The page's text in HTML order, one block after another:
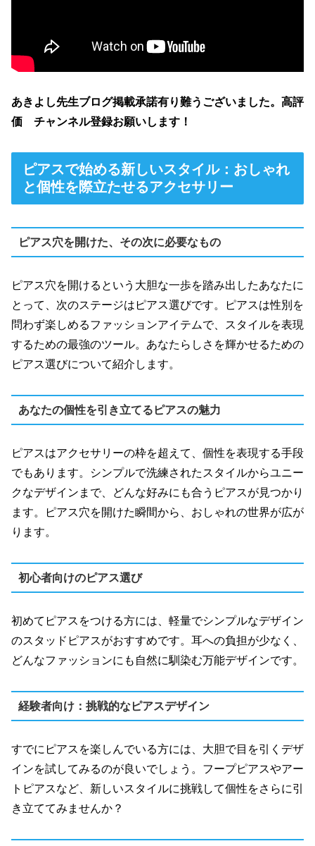
あきよし先生ブログ掲載承諾有り難うございました。高評
価 チャンネル登録お願いします！
ピアスで始める新しいスタイル：おしゃれ
と個性を際立たせるアクセサリー
ピアス穴を開けた、その次に必要なもの
ピアス穴を開けるという大胆な一歩を踏み出したあなたに
とって、次のステージはピアス選びです。ピアスは性別を
問わず楽しめるファッションアイテムで、スタイルを表現
するための最強のツール。あなたらしさを輝かせるための
ピアス選びについて紹介します。
あなたの個性を引き立てるピアスの魅力
ピアスはアクセサリーの枠を超えて、個性を表現する手段
でもあります。シンプルで洗練されたスタイルからユニー
クなデザインまで、どんな好みにも合うピアスが見つかり
ます。ピアス穴を開けた瞬間から、おしゃれの世界が広が
ります。
初心者向けのピアス選び
初めてピアスをつける方には、軽量でシンプルなデザイン
のスタッドピアスがおすすめです。耳への負担が少なく、
どんなファッションにも自然に馴染む万能デザインです。
経験者向け：挑戦的なピアスデザイン
すでにピアスを楽しんでいる方には、大胆で目を引くデザ
インを試してみるのが良いでしょう。フープピアスやアー
トピアスなど、新しいスタイルに挑戦して個性をさらに引
き立ててみませんか？